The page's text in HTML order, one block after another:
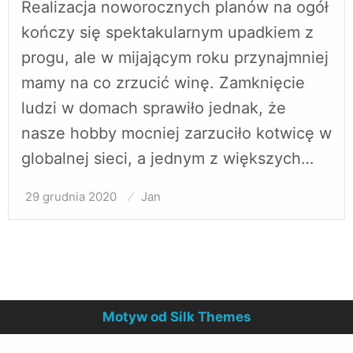
Realizacja noworocznych planów na ogół
kończy się spektakularnym upadkiem z
progu, ale w mijającym roku przynajmniej
mamy na co zrzucić winę. Zamknięcie
ludzi w domach sprawiło jednak, że
nasze hobby mocniej zarzuciło kotwicę w
globalnej sieci, a jednym z większych…
Opublikowane
29 grudnia 2020 Jan
Motyw od Silk Themes